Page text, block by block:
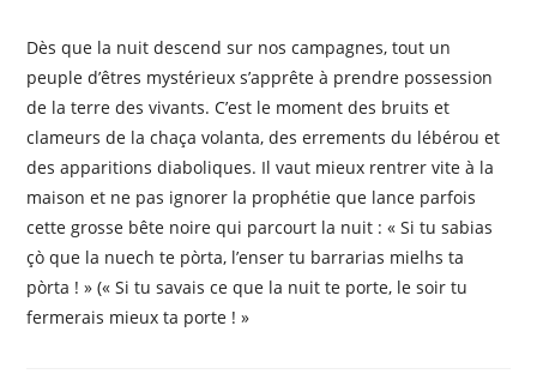
Dès que la nuit descend sur nos campagnes, tout un
peuple d’êtres mystérieux s’apprête à prendre possession
de la terre des vivants. C’est le moment des bruits et
clameurs de la chaça volanta, des errements du lébérou et
des apparitions diaboliques. Il vaut mieux rentrer vite à la
maison et ne pas ignorer la prophétie que lance parfois
cette grosse bête noire qui parcourt la nuit : « Si tu sabias
çò que la nuech te pòrta, l’enser tu barrarias mielhs ta
pòrta ! » (« Si tu savais ce que la nuit te porte, le soir tu
fermerais mieux ta porte ! »